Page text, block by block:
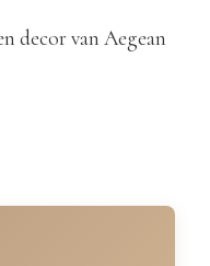
decor van Aegean